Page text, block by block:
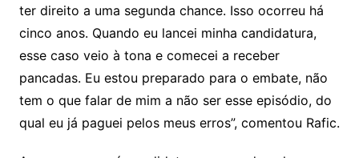
ter direito a uma segunda chance. Isso ocorreu há
cinco anos. Quando eu lancei minha candidatura,
esse caso veio à tona e comecei a receber
pancadas. Eu estou preparado para o embate, não
tem o que falar de mim a não ser esse episódio, do
qual eu já paguei pelos meus erros”, comentou Rafic.